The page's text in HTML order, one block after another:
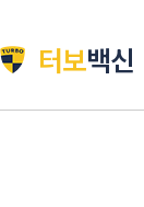
터보백신